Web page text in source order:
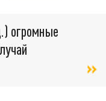
огромные